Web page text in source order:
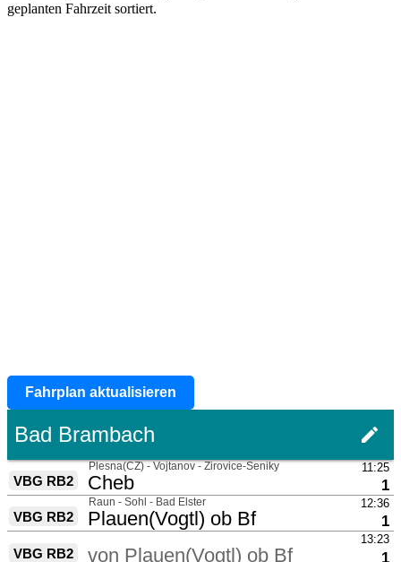
geplanten Fahrzeit sortiert.
Fahrplan aktualisieren